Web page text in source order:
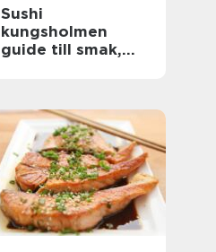
Sushi
kungsholmen
guide till smak,